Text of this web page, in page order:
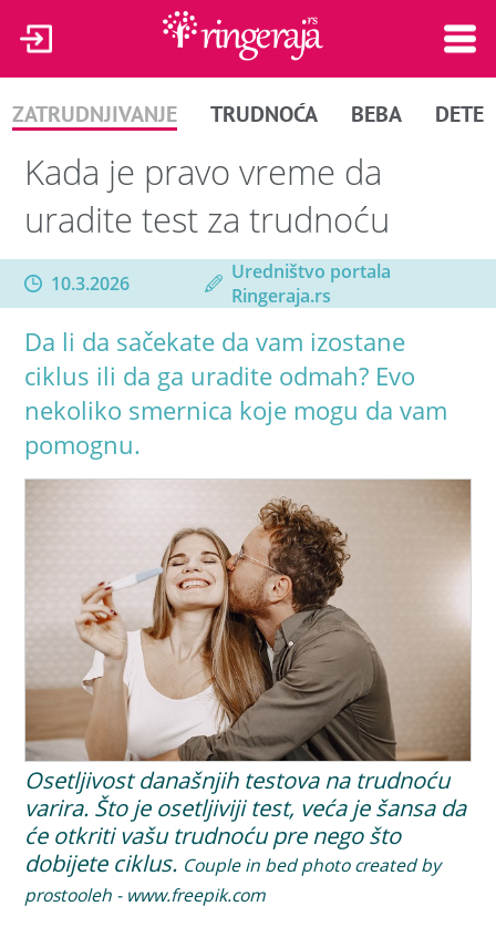
ZATRUDNJIVANJE TRUDNOĆA BEBA DETE
Kada je pravo vreme da
uradite test za trudnoću
10.3.2026
Uredništvo portala
Ringeraja.rs
Da li da sačekate da vam izostane
ciklus ili da ga uradite odmah? Evo
nekoliko smernica koje mogu da vam
pomognu.
Osetljivost današnjih testova na trudnoću
varira. Što je osetljiviji test, veća je šansa da
će otkriti vašu trudnoću pre nego što
dobijete ciklus. Couple in bed photo created by
prostooleh - www.freepik.com